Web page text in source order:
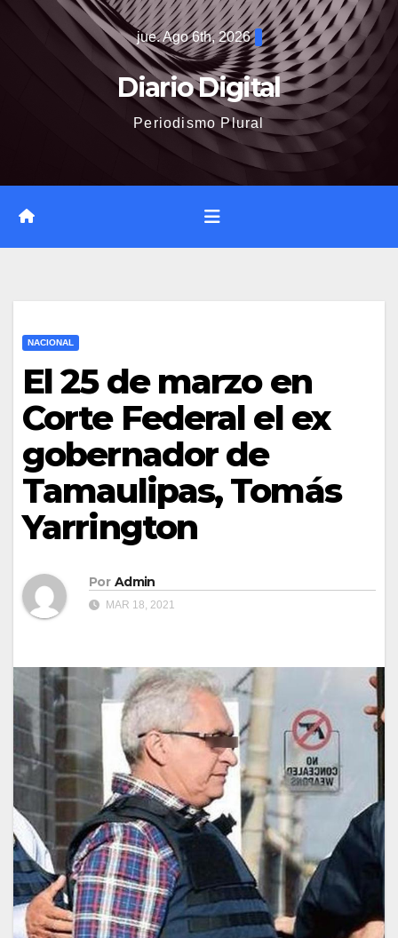
jue. Ago 6th, 2026
Diario Digital
Periodismo Plural
NACIONAL
El 25 de marzo en
Corte Federal el ex
gobernador de
Tamaulipas, Tomás
Yarrington
Por Admin
MAR 18, 2021